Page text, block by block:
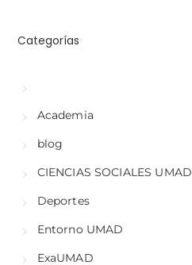
Categorías
Academia
blog
CIENCIAS SOCIALES UMAD
Deportes
Entorno UMAD
ExaUMAD